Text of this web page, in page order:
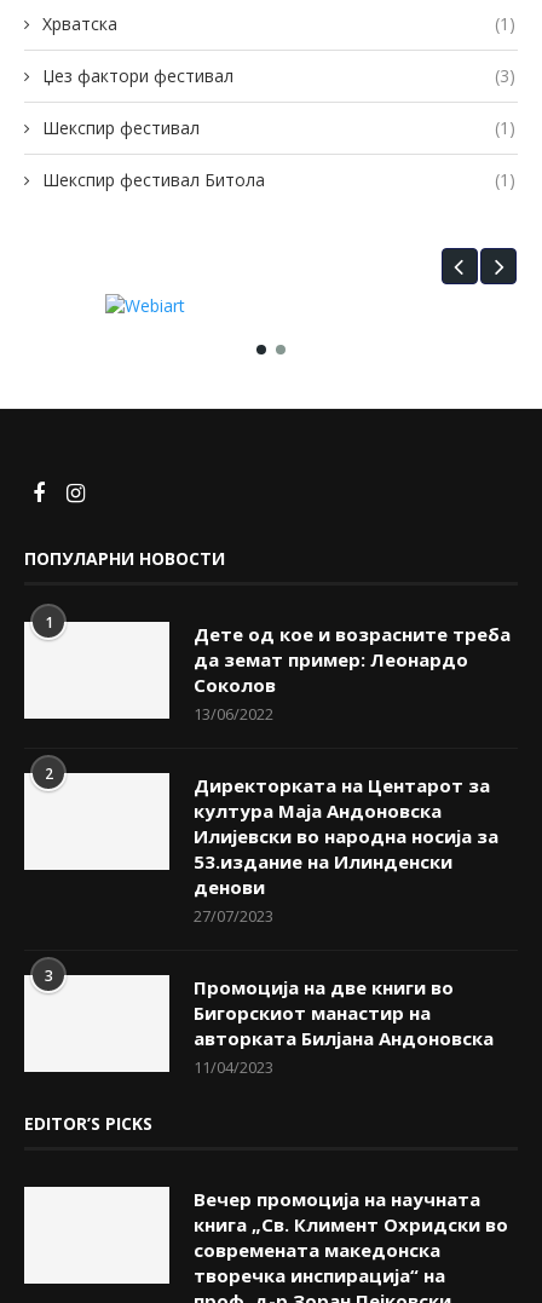
Хрватска (1)
Џез фактори фестивал (3)
Шекспир фестивал (1)
Шекспир фестивал Битола (1)
ПОПУЛАРНИ НОВОСТИ
1
Дете од кое и возрасните треба
да земат пример: Леонардо
Соколов
13/06/2022
2
Директорката на Центарот за
култура Маја Андоновска
Илијевски во народна носија за
53.издание на Илинденски
денови
27/07/2023
3
Промоција на две книги во
Бигорскиот манастир на
авторката Билјана Андоновска
11/04/2023
EDITOR’S PICKS
Вечер промоција на научната
книга „Св. Климент Охридски во
современата македонска
творечка инспирација“ на